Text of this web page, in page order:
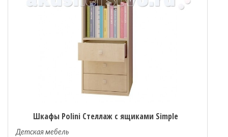
Шкафы Polini Стеллаж с ящиками Simple
Детская мебель